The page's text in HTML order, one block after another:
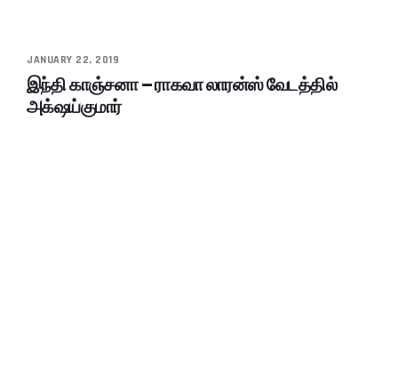
JANUARY 22, 2019
இந்தி காஞ்சனா – ராகவா லாரன்ஸ் வேடத்தில்
அக்‌ஷய்குமார்